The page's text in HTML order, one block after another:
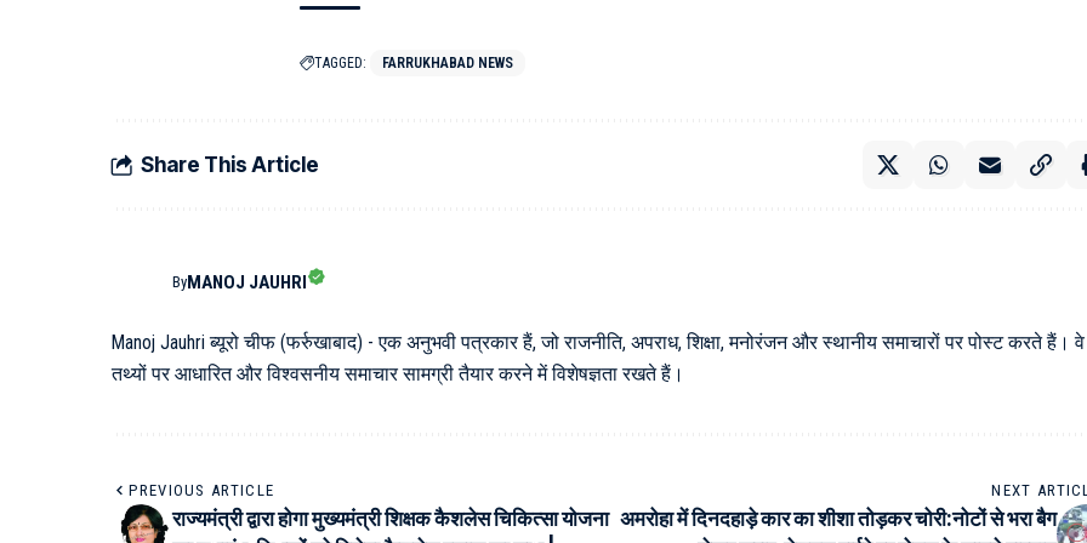
TAGGED: FARRUKHABAD NEWS
Share This Article
ByMANOJ JAUHRI
Manoj Jauhri ब्यूरो चीफ (फर्रुखाबाद) - एक अनुभवी पत्रकार हैं, जो राजनीति, अपराध, शिक्षा, मनोरंजन और स्थानीय समाचारों पर पोस्ट करते हैं। वे
तथ्यों पर आधारित और विश्वसनीय समाचार सामग्री तैयार करने में विशेषज्ञता रखते हैं।
PREVIOUS ARTICLE
राज्यमंत्री द्वारा होगा मुख्यमंत्री शिक्षक कैशलेस चिकित्सा योजना
NEXT
अमरोहा में दिनदहाड़े कार का शीशा तोड़कर चोरी:नोटों से भरा बैग